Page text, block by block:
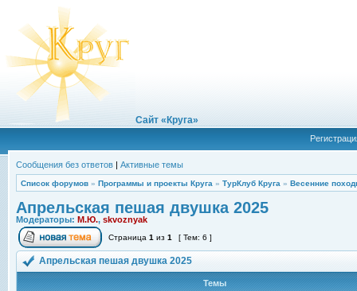
Сайт «Круга»
Сообщения без ответов | Активные темы
Список форумов » Программы и проекты Круга » ТурКлуб Круга » Весенние
Апрельская пешая двушка 2025
Модераторы: М.Ю., skvoznyak
Страница 1 из 1 [ Тем: 6 ]
Апрельская пешая двушка 2025
Темы